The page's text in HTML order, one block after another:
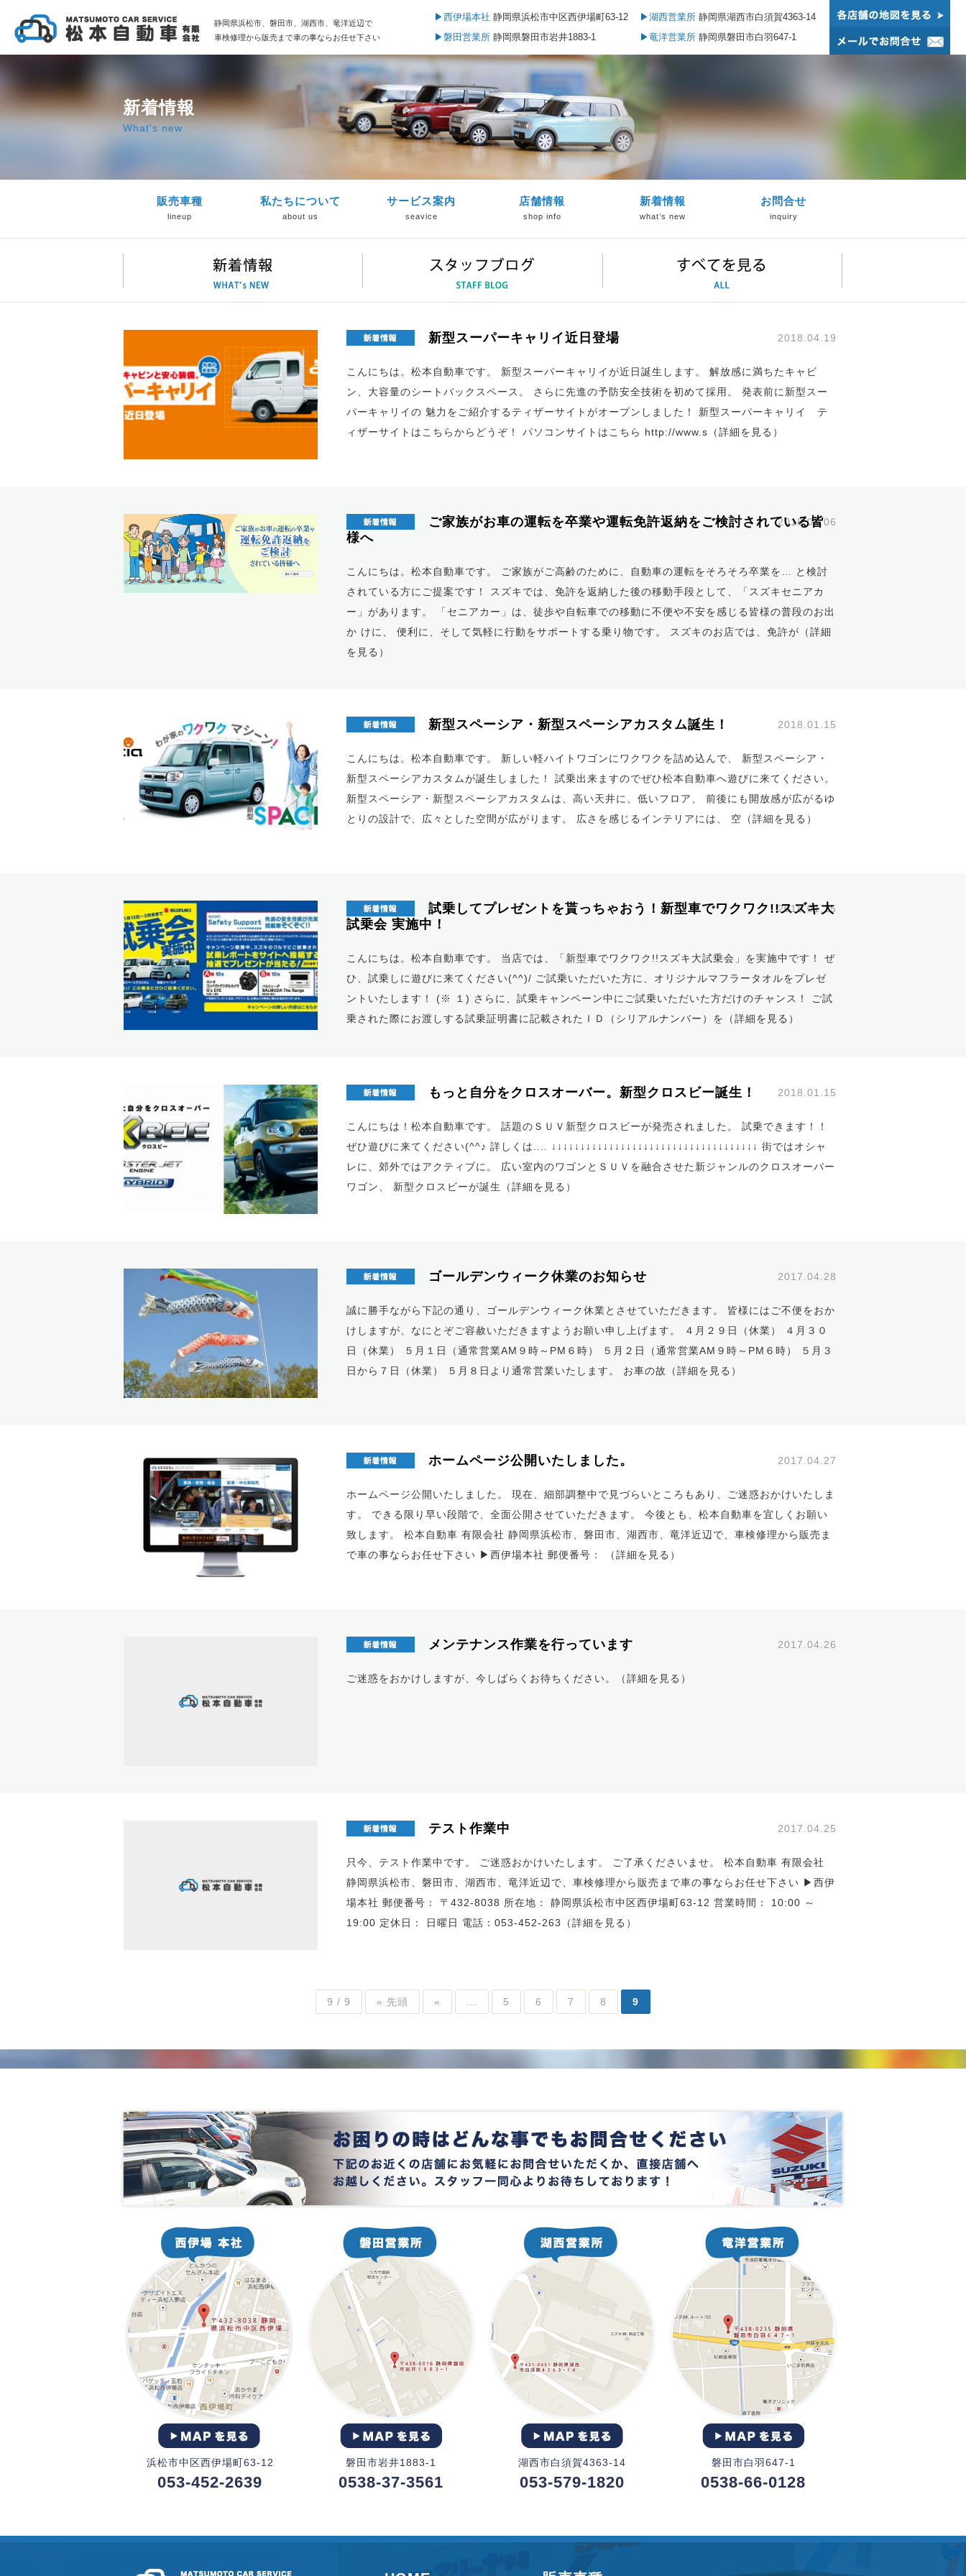
静岡県浜松市、磐田市、湖西市、竜洋近辺で
車検修理から販売まで車の事ならお任せ下さい
▶西伊場本社 静岡県浜松市中区西伊場町63-12
▶磐田営業所 静岡県磐田市岩井1883-1
▶湖西営業所 静岡県湖西市白須賀4363-14
▶竜洋営業所 静岡県磐田市白羽647-1
新着情報
What's new
販売車種
lineup
私たちについて
about us
サービス案内
seavice
店舗情報
shop info
新着情報
what’s new
お問合せ
inquiry
2018.04.19
新型スーパーキャリイ近日登場
こんにちは。松本自動車です。 新型スーパーキャリイが近日誕生します。 解放感に満ちたキャビ
ン、大容量のシートバックスペース。 さらに先進の予防安全技術を初めて採用。 発表前に新型スー
パーキャリイの 魅力をご紹介するティザーサイトがオープンしました！ 新型スーパーキャリイ テ
ィザーサイトはこちらからどうぞ！ パソコンサイトはこちら http://www.s（詳細を見る ）
2018.04.06
ご家族がお車の運転を卒業や運転免許返納をご検討されている皆
様へ
こんにちは。松本自動車です。 ご家族がご高齢のために、自動車の運転をそろそろ卒業を… と検討
されている方にご提案です！ スズキでは、免許を返納した後の移動手段として、「スズキセニアカ
ー」があります。 「セニアカー」は、徒歩や自転車での移動に不便や不安を感じる皆様の普段のお出
か けに、 便利に、そして気軽に行動をサポートする乗り物です。 スズキのお店では、免許が（詳細
を見る ）
2018.01.15
新型スペーシア・新型スペーシアカスタム誕生！
こんにちは。松本自動車です。 新しい軽ハイトワゴンにワクワクを詰め込んで、 新型スペーシア・
新型スペーシアカスタムが誕生しました！ 試乗出来ますのでぜひ松本自動車へ遊びに来てください。
新型スペーシア・新型スペーシアカスタムは、高い天井に、低いフロア、 前後にも開放感が広がるゆ
とりの設計で、広々とした空間が広がります。 広さを感じるインテリアには、 空（詳細を見る ）
2018.01.15
試乗してプレゼントを貰っちゃおう！新型車でワクワク!!スズキ大
試乗会 実施中！
こんにちは。松本自動車です。 当店では、「新型車でワクワク!!スズキ大試乗会」を実施中です！ ぜ
ひ、試乗しに遊びに来てください(^^)/ ご試乗いただいた方に、オリジナルマフラータオルをプレゼ
ントいたします！ (※ １) さらに、試乗キャンペーン中にご試乗いただいた方だけのチャンス！ ご試
乗された際にお渡しする試乗証明書に記載されたＩＤ（シリアルナンバー）を（詳細を見る ）
2018.01.15
もっと自分をクロスオーバー。新型クロスビー誕生！
こんにちは！松本自動車です。 話題のＳＵＶ新型クロスビーが発売されました。 試乗できます！！
ぜひ遊びに来てください(^^♪ 詳しくは.... ↓↓↓↓↓↓↓↓↓↓↓↓↓↓↓↓↓↓↓↓↓↓↓↓↓↓↓↓↓↓↓↓↓↓↓↓ 街ではオシャ
レに、郊外ではアクティブに。 広い室内のワゴンとＳＵＶを融合させた新ジャンルのクロスオーバー
ワゴン、 新型クロスビーが誕生（詳細を見る ）
2017.04.28
ゴールデンウィーク休業のお知らせ
誠に勝手ながら下記の通り、ゴールデンウィーク休業とさせていただきます。 皆様にはご不便をおか
けしますが、なにとぞご容赦いただきますようお願い申し上げます。 ４月２９日（休業） ４月３０
日（休業） ５月１日（通常営業AM９時～PM６時） ５月２日（通常営業AM９時～PM６時） ５月３
日から７日（休業） ５月８日より通常営業いたします。 お車の故（詳細を見る ）
2017.04.27
ホームページ公開いたしました。
ホームページ公開いたしました。 現在、細部調整中で見づらいところもあり、ご迷惑おかけいたしま
す。 できる限り早い段階で、全面公開させていただきます。 今後とも、松本自動車を宜しくお願い
致します。 松本自動車 有限会社 静岡県浜松市、磐田市、湖西市、竜洋近辺で、車検修理から販売ま
で車の事ならお任せ下さい ▶西伊場本社 郵便番号： （詳細を見る ）
2017.04.26
メンテナンス作業を行っています
ご迷惑をおかけしますが、今しばらくお待ちください。（詳細を見る ）
2017.04.25
テスト作業中
只今、テスト作業中です。 ご迷惑おかけいたします。 ご了承くださいませ。 松本自動車 有限会社
静岡県浜松市、磐田市、湖西市、竜洋近辺で、車検修理から販売まで車の事ならお任せ下さい ▶西伊
場本社 郵便番号： 〒432-8038 所在地： 静岡県浜松市中区西伊場町63-12 営業時間： 10:00 ～
19:00 定休日： 日曜日 電話：053-452-263（詳細を見る ）
9 / 9 « 先頭 « 5 6 7 8 9
浜松市中区西伊場町63-12
053-452-2639
磐田市岩井1883-1
0538-37-3561
湖西市白須賀4363-14
053-579-1820
磐田市白羽647-1
0538-66-0128